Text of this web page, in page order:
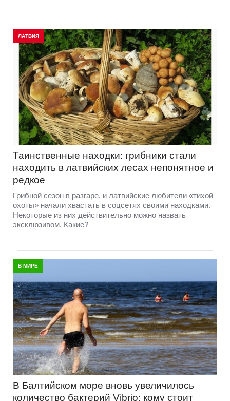
ЛАТВИЯ
Таинственные находки: грибники стали
находить в латвийских лесах непонятное и
редкое
Грибной сезон в разгаре, и латвийские любители «тихой
охоты» начали хвастать в соцсетях своими находками.
Некоторые из них действительно можно назвать
эксклюзивом. Какие?
В МИРЕ
В Балтийском море вновь увеличилось
количество бактерий Vibrio: кому стоит